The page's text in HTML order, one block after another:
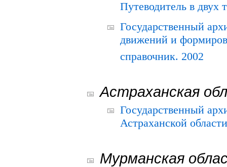
Путеводитель в двух
Государственный
движений и
справочник. 2002
Астраханская
Государственный
Астраханской
Мурманская